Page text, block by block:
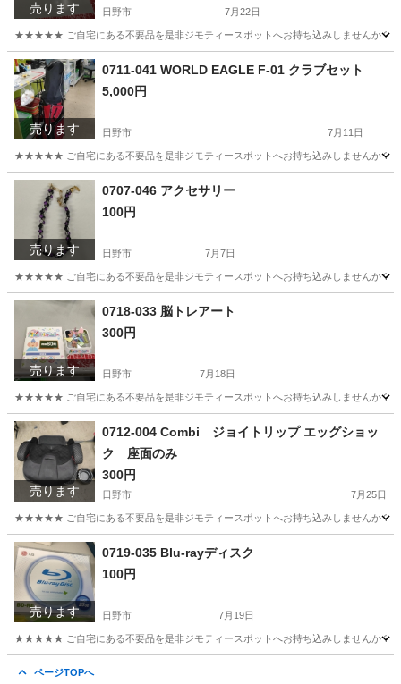
売ります 日野市 7月22日
★★★★★ ご自宅にある不要品を是非ジモティースポットへお持ち込みしませんか？
東京 日野市
売ります
0711-041 WORLD EAGLE F-01 クラブセット
5,000円
日野市 7月11日
★★★★★ ご自宅にある不要品を是非ジモティースポットへお持ち込みしませんか？
東京 日野市
売ります
0707-046 アクセサリー
100円
日野市 7月7日
★★★★★ ご自宅にある不要品を是非ジモティースポットへお持ち込みしませんか？
東京 日野市 アクセサリー
売ります
0718-033 脳トレアート
300円
日野市 7月18日
★★★★★ ご自宅にある不要品を是非ジモティースポットへお持ち込みしませんか？
東京 日野市
売ります
0712-004 Combi ジョイトリップ エッグショッ
ク 座面のみ
300円
日野市 7月25日
★★★★★ ご自宅にある不要品を是非ジモティースポットへお持ち込みしませんか？
東京 日野市 ジョイトリップ
売ります
0719-035 Blu-rayディスク
100円
日野市 7月19日
★★★★★ ご自宅にある不要品を是非ジモティースポットへお持ち込みしませんか？
ページTOPへ